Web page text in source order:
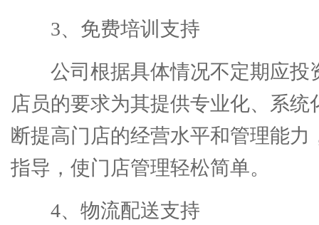
3、免费培训支持
公司根据具体情况不定期应投
店员的要求为其提供专业化、系统
断提高门店的经营水平和管理能力
指导，使门店管理轻松简单。
4、物流配送支持